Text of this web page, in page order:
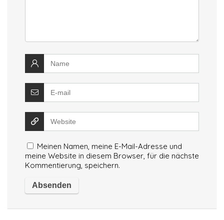
Meinen Namen, meine E-Mail-Adresse und
meine Website in diesem Browser, für die nächste
Kommentierung, speichern.